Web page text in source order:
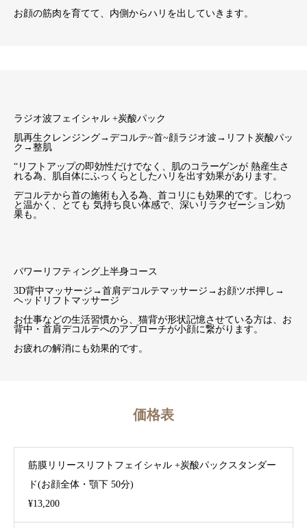
お顔の筋肉を育てて、内側からハリを出していきます。
ラジオ波フェイシャル +炭酸パック
肌再生クレンジング→デコルテ~首~顔ラジオ波→リフト炭酸パッ
ク→整肌
“リフトアップの即効性だけでなく、肌のコラーゲンが 熱産生さ
れる為、肌自体にふっくらとしたハリを出す効果があります。
デコルテから首の施術も入る為、首コリにも効果的です。じわっ
と温かく、とても 気持ち良い体感で、深いリラクゼーション効
果も。
パワーリフティング上半身コース
3D背中マッサージ→首肩デコルテマッサージ→お顔ツボ押し→
ヘッドリフトマッサージ
お仕事などの生活習慣から、猫背が形状記憶させている方は、お
背中・首肩デコルテへのアプローチが小顔に繋がります。
お疲れの解消にも効果的です。
価格表
筋膜リリースリフトフェイシャル +炭酸パックスタンダー
ド(お顔全体・顎下 50分)
¥13,200